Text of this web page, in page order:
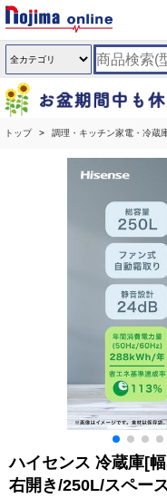
トップ 調理・キッチン家電・冷蔵
ハイセンス 冷蔵庫[
右開き/250L/スペー